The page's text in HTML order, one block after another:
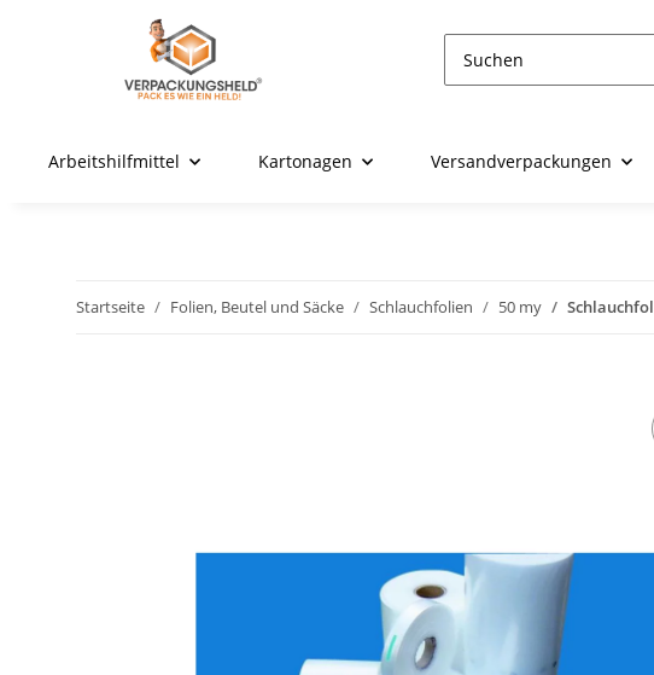
Arbeitshilfmittel Kartonagen Versandverpackungen
Startseite Folien, Beutel und Säcke Schlauchfolien 50 my